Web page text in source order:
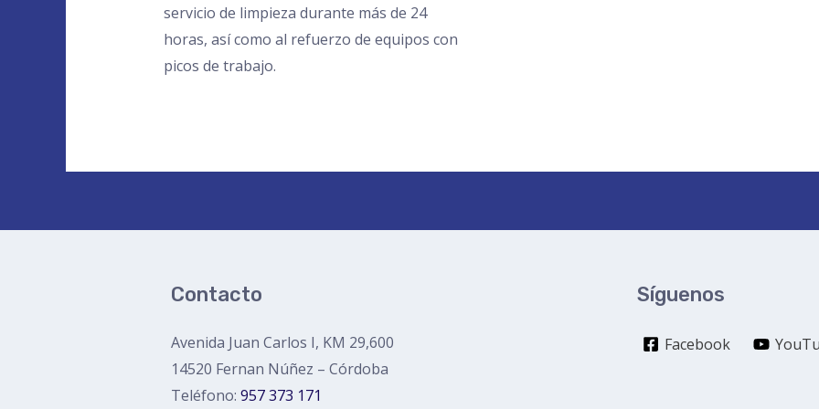
servicio de limpieza durante más de 24
horas, así como al refuerzo de equipos con
picos de trabajo.
Contacto
Avenida Juan Carlos I, KM 29,600
14520 Fernan Núñez – Córdoba
Teléfono: 957 373 171
Síguenos
Facebook